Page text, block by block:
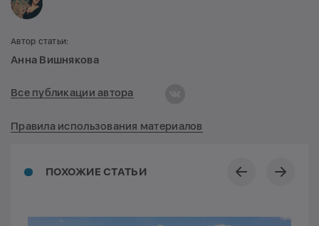
ПОХОЖИЕ СТАТЬИ
Автор статьи:
Анна Вишнякова
Все публикации автора
Правила использования материалов